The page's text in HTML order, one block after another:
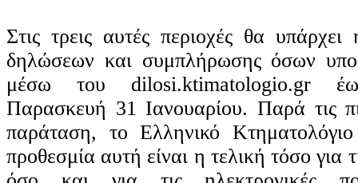
Στις τρεις αυτές περιοχές θα
δηλώσεων και συμπλήρωσης όσων
μέσω του dilosi.ktimatologio.gr
Παρασκευή 31 Ιανουαρίου. Παρά τις
παράταση, το Ελληνικό Κτηματολόγιο
προθεσμία αυτή είναι η τελική τόσο για